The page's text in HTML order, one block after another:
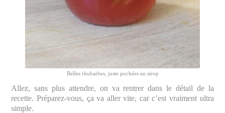
Belles rhubarbes, juste pochées au sirop
Allez, sans plus attendre, on va rentrer dans le détail de la
recette. Préparez-vous, ça va aller vite, car c’est vraiment ultra
simple.